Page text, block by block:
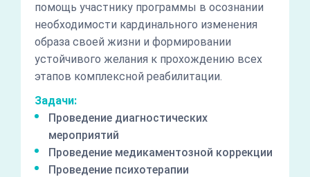
помощь участнику программы в осознании
необходимости кардинального изменения
образа своей жизни и формировании
устойчивого желания к прохождению всех
этапов комплексной реабилитации.
Задачи:
Проведение диагностических
мероприятий
Проведение медикаментозной коррекции
Проведение психотерапии